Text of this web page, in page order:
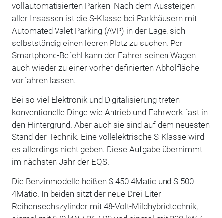
vollautomatisierten Parken. Nach dem Aussteigen
aller Insassen ist die S-Klasse bei Parkhäusern mit
Automated Valet Parking (AVP) in der Lage, sich
selbstständig einen leeren Platz zu suchen. Per
Smartphone-Befehl kann der Fahrer seinen Wagen
auch wieder zu einer vorher definierten Abholfläche
vorfahren lassen.
Bei so viel Elektronik und Digitalisierung treten
konventionelle Dinge wie Antrieb und Fahrwerk fast in
den Hintergrund. Aber auch sie sind auf dem neuesten
Stand der Technik. Eine vollelektrische S-Klasse wird
es allerdings nicht geben. Diese Aufgabe übernimmt
im nächsten Jahr der EQS.
Die Benzinmodelle heißen S 450 4Matic und S 500
4Matic. In beiden sitzt der neue Drei-Liter-
Reihensechszylinder mit 48-Volt-Mildhybridtechnik,